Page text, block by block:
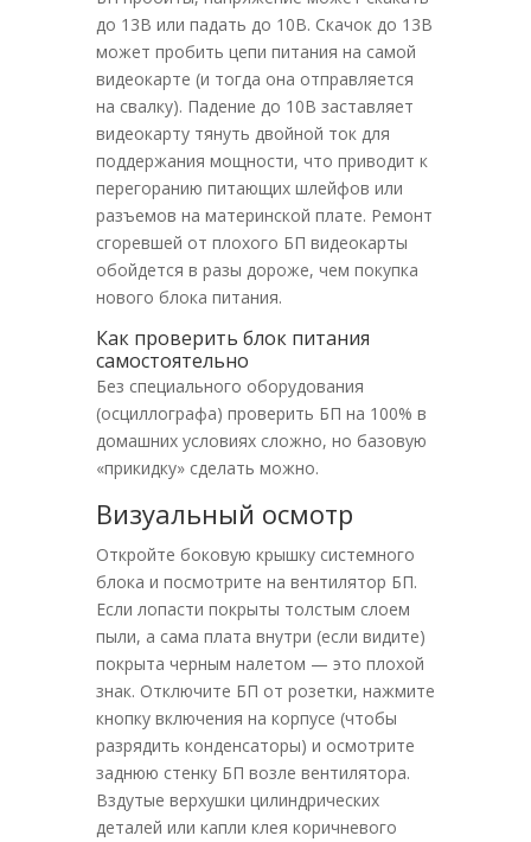
до 13В или падать до 10В. Скачок до 13В
может пробить цепи питания на самой
видеокарте (и тогда она отправляется
на свалку). Падение до 10В заставляет
видеокарту тянуть двойной ток для
поддержания мощности, что приводит к
перегоранию питающих шлейфов или
разъемов на материнской плате. Ремонт
сгоревшей от плохого БП видеокарты
обойдется в разы дороже, чем покупка
нового блока питания.
Как проверить блок питания
самостоятельно
Без специального оборудования
(осциллографа) проверить БП на 100% в
домашних условиях сложно, но базовую
«прикидку» сделать можно.
Визуальный осмотр
Откройте боковую крышку системного
блока и посмотрите на вентилятор БП.
Если лопасти покрыты толстым слоем
пыли, а сама плата внутри (если видите)
покрыта черным налетом — это плохой
знак. Отключите БП от розетки, нажмите
кнопку включения на корпусе (чтобы
разрядить конденсаторы) и осмотрите
заднюю стенку БП возле вентилятора.
Вздутые верхушки цилиндрических
деталей или капли клея коричневого